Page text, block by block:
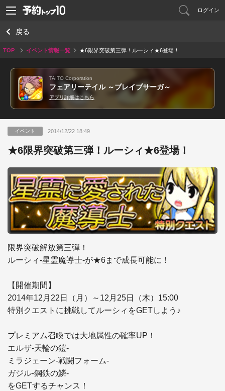
ログイン
戻る
TOP イベント情報一覧 ★6限界突破第三弾！ルーシィ★6登場！
TAITO Corporation
フェアリーテイル ～ブレイブサーガ～
アプリ詳細はこちら
イベント 2014/12/22 18:49
★6限界突破第三弾！ルーシィ★6登場！
限界突破解放第三弾！
ルーシィ-星霊魔導士-が★6まで成長可能に！
【開催期間】
2014年12月22日（月）～12月25日（木）15:00
特別クエストに挑戦してルーシィをGETしよう♪
プレミアム召喚では大地属性の確率UP！
エルザ-天輪の鎧-
ミラジェーン-戦闘フォーム-
ガジル-鋼鉄の鱗-
をGETするチャンス！